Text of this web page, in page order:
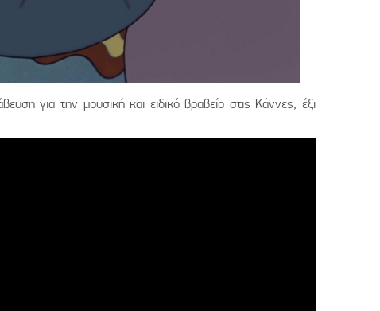
για την μουσική και ειδικό βραβείο στις Κάννες, έξι